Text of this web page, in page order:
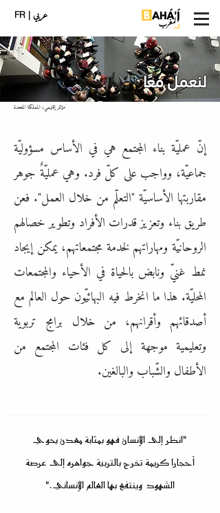
عربي | FR
لنعمل معًا
إنّ عمليّة بناء المجتمع هي في الأساس مسؤوليّة
جماعيّة، وواجب على كلّ فرد. وهي عمليّةٌ جوهر
مقاربتها الأساسيّة "التعلّم من خلال العمل". فعن
طريق بناء وتعزيز قدرات الأفراد وتطوير خصالهم
الروحانيّة ومهاراتهم لخدمة مجتمعاتهم، يمكن إيجاد
نمط غنيّ ونابض بالحياة في الأحياء والمجتمعات
المحليّة. هذا ما انخرط فيه البهائيّون حول العالم مع
أصدقائهم وأقرانهم، من خلال برامج تربوية
وتعليمية موجهة إلى كل فئات المجتمع من
الأطفال والشّباب والبالغين.
"انظر إلى الإنسان فهو بمثابة معدن يحوي
أحجارا كريمة تخرج بالتربية جواهره إلى عرصة
الشهود وينتفع بها العالم الإنساني."
مؤتمر إقليمي، المملكة المتحدة